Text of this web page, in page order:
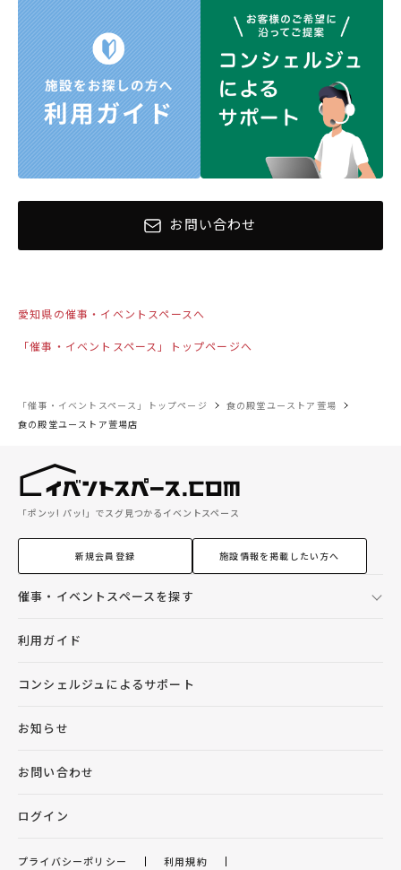
お問い合わせ
愛知県の催事・イベントスペースへ
「催事・イベントスペース」トップページへ
「催事・イベントスペース」トップページ
食の殿堂ユーストア萱場
食の殿堂ユーストア萱場店
「ポンッ! パッ!」でスグ見つかるイベントスペース
新規会員登録 施設情報を掲載したい方へ
催事・イベントスペースを探す
利用ガイド
コンシェルジュによるサポート
お知らせ
お問い合わせ
ログイン
プライバシーポリシー 利用規約